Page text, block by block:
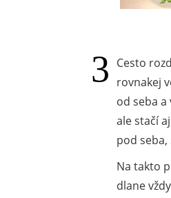
Cesto
rovnakej
od seba
ale stačí
pod
Na takto
dlane